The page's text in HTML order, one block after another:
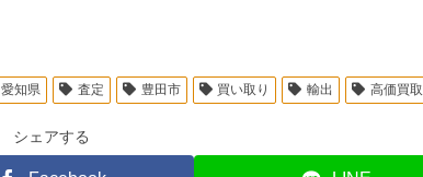
愛知県 査定 豊田市 買い取り 輸出 高価買取
シェアする